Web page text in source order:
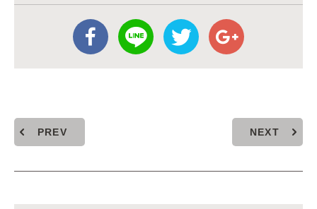
PREV NEXT